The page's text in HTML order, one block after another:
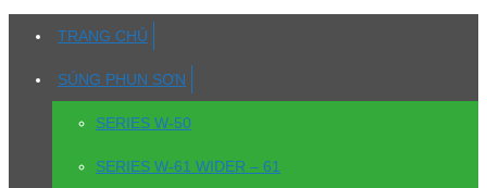
TRANG CHỦ
SÚNG PHUN SƠN
SERIES W-50
SERIES W-61 WIDER – 61